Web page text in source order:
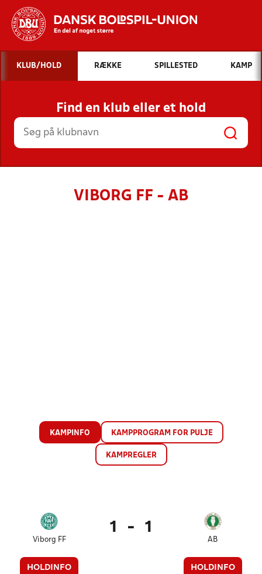
Hvad vil du søge efter?
INDHOLD OG NYHEDER
STILLINGER, RESULTATER, KLUBBER OG
HOLD
KLUB/HOLD RÆKKE SPILLESTED KAMP
Find en klub eller et hold
VIBORG FF - AB
KAMPINFO KAMPPROGRAM FOR PULJE
KAMPREGLER
Viborg FF
HOLDINFO
1 - 1
AB
HOLDINFO